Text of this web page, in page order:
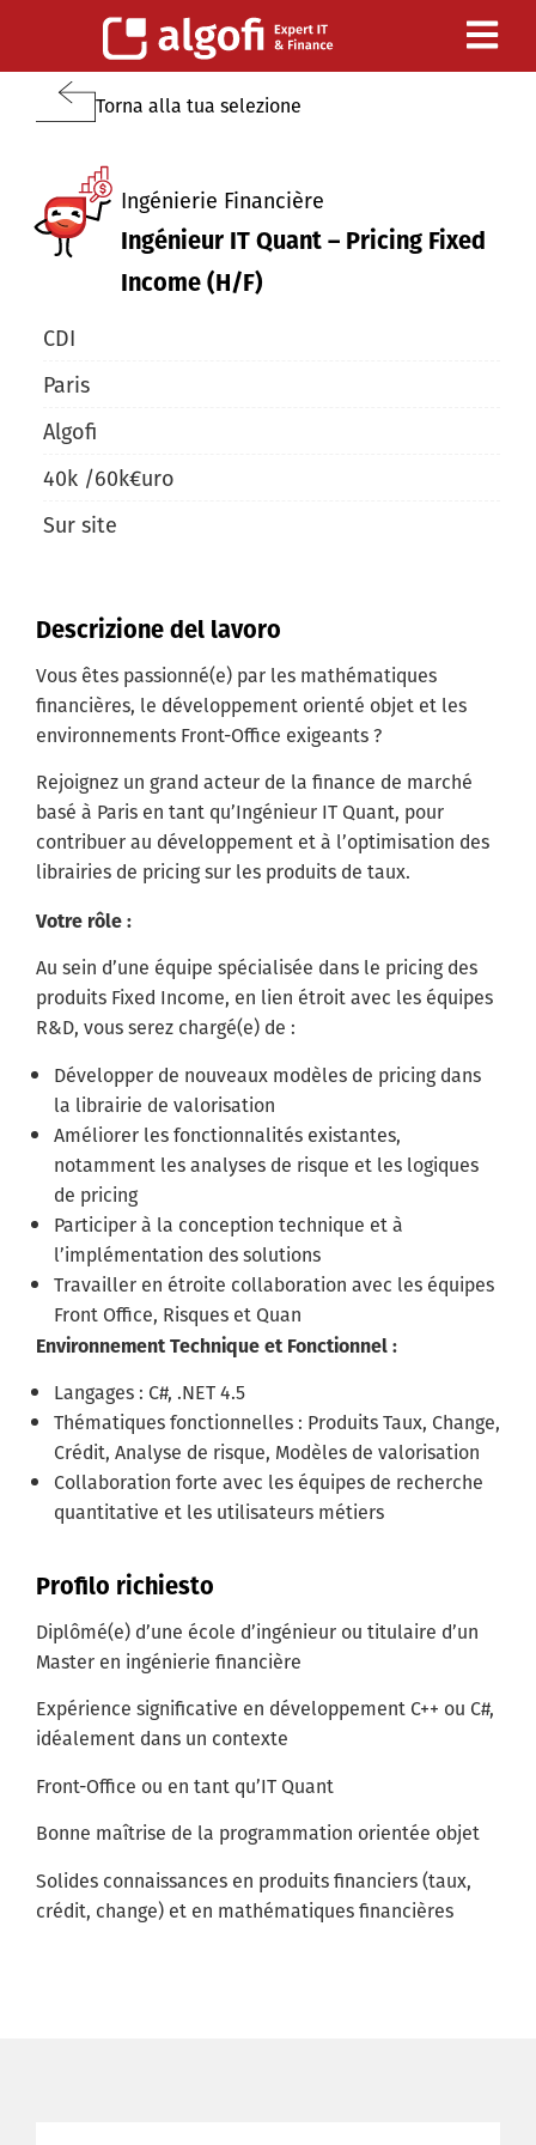
Torna alla tua selezione
Ingénierie Financière
Ingénieur IT Quant – Pricing Fixed
Income (H/F)
CDI
Paris
Algofi
40k /60k€uro
Sur site
Descrizione del lavoro
Vous êtes passionné(e) par les mathématiques
financières, le développement orienté objet et les
environnements Front-Office exigeants ?
Rejoignez un grand acteur de la finance de marché
basé à Paris en tant qu’Ingénieur IT Quant, pour
contribuer au développement et à l’optimisation des
librairies de pricing sur les produits de taux.
Votre rôle :
Au sein d’une équipe spécialisée dans le pricing des
produits Fixed Income, en lien étroit avec les équipes
R&D, vous serez chargé(e) de :
Développer de nouveaux modèles de pricing dans
la librairie de valorisation
Améliorer les fonctionnalités existantes,
notamment les analyses de risque et les logiques
de pricing
Participer à la conception technique et à
l’implémentation des solutions
Travailler en étroite collaboration avec les équipes
Front Office, Risques et Quan
Environnement Technique et Fonctionnel :
Langages : C#, .NET 4.5
Thématiques fonctionnelles : Produits Taux, Change,
Crédit, Analyse de risque, Modèles de valorisation
Collaboration forte avec les équipes de recherche
quantitative et les utilisateurs métiers
Profilo richiesto
Diplômé(e) d’une école d’ingénieur ou titulaire d’un
Master en ingénierie financière
Expérience significative en développement C++ ou C#,
idéalement dans un contexte
Front-Office ou en tant qu’IT Quant
Bonne maîtrise de la programmation orientée objet
Solides connaissances en produits financiers (taux,
crédit, change) et en mathématiques financières